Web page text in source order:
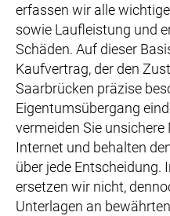
erfassen wir alle
sowie Laufleistung und
Schäden. Auf dieser
Kaufvertrag, der den
Saarbrücken präzise
Eigentumsübergang
vermeiden Sie
Internet und behalten
über jede Entscheidung.
ersetzen wir nicht,
Unterlagen an